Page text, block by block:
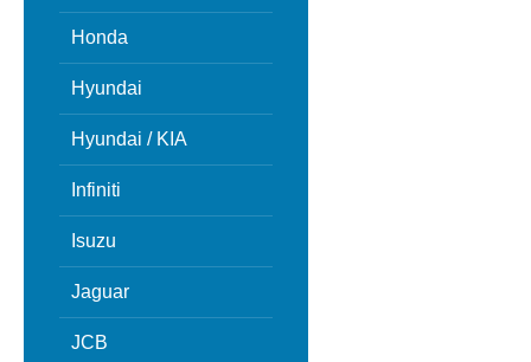
Honda
Hyundai
Hyundai / KIA
Infiniti
Isuzu
Jaguar
JCB